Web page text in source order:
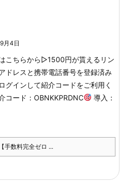
月4日
こちらから▷1500円が貰えるリン
ドレスと携帯電話番号を登録済み
グインして紹介コードをご利用く
コード：OBNKKPRDNC
導入：
手数料完全ゼロ ...